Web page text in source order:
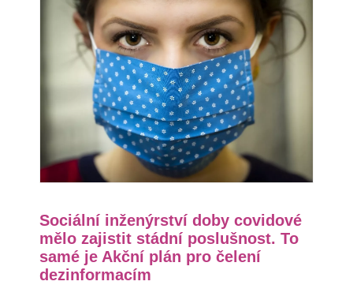
Sociální inženýrství doby covidové
mělo zajistit stádní poslušnost. To
samé je Akční plán pro čelení
dezinformacím